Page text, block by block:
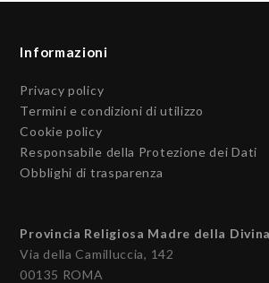
Informazioni
Privacy policy
Termini e condizioni di utilizzo
Cookie policy
Responsabile della Protezione dei Dati
Obblighi di trasparenza
Provincia Religiosa Madre della
Via della Camilluccia, 142
00135 ROMA